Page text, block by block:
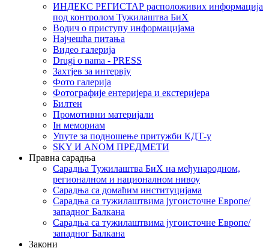
ИНДЕКС РЕГИСТАР расположивих информација
под контролом Тужилаштва БиХ
Водич о приступу информацијама
Најчешћа питања
Видео галерија
Drugi o nama - PRESS
Захтјев за интервју
Фото галерија
Фотографије ентеријера и екстеријера
Билтен
Промотивни материјали
Iн мемориам
Упуте за подношење притужби КДТ-у
SKY И ANOM ПРЕДМЕТИ
Правна сарадња
Сарадња Тужилаштва БиХ на међународном,
регионалном и националном нивоу
Сарадња са домаћим институцијама
Сарадња са тужилаштвима југоисточне Европе/
западног Балкана
Сарадња са тужилаштвима југоисточне Европе/
западног Балкана
Закони